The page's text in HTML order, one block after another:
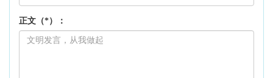
正文（*）：